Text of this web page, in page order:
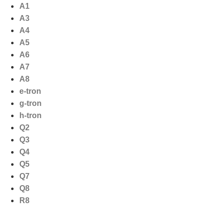
naar
inhoud
A1
A3
A4
A5
A6
A7
A8
e-tron
g-tron
h-tron
Q2
Q3
Q4
Q5
Q7
Q8
R8